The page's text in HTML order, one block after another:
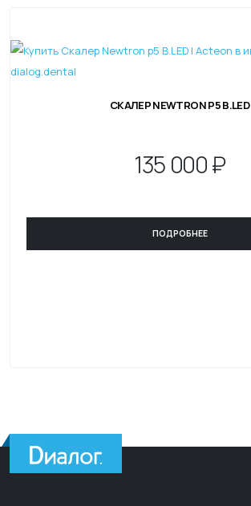
СКАЛЕР NEWTRON P5 B.LED
135 000 ₽
ПОДРОБНЕЕ